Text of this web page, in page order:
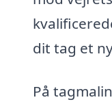
dit tag et
På